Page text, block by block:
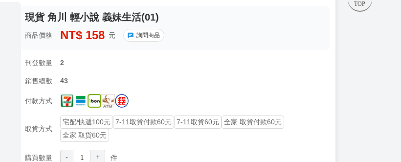
TOP
現貨 角川 輕小說 義妹生活(01)
商品價格 NT$ 158 元 詢問商品
刊登數量 2
銷售總數 43
付款方式
取貨方式
宅配/快遞100元 7-11取貨付款60元 7-11取貨60元
全家 取貨付款60元
全家 取貨60元
購買數量 - + 件